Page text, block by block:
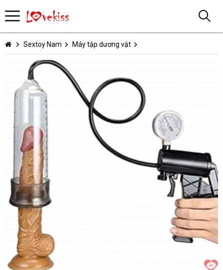
Sextoy Nam Máy tập dương vật